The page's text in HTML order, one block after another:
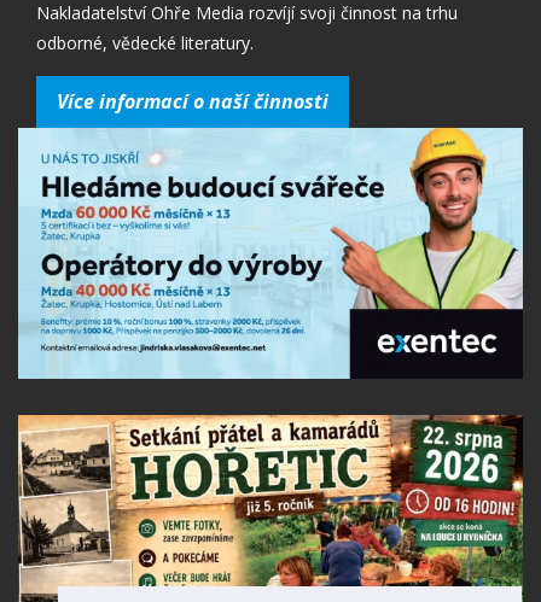
Nakladatelství Ohře Media rozvíjí svoji činnost na trhu
odborné, vědecké literatury.
Více informací o naší činnosti